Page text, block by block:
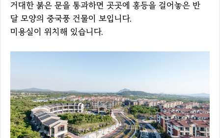
거대한 붉은 문을 통과하면 곳곳에 홍등을 걸어놓은 반
달 모양의 중국풍 건물이 보입니다.
미용실이 위치해 있습니다.